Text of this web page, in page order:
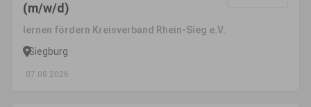
(m/w/d)
lernen fördern Kreisverband Rhein-Sieg e.V.
Siegburg
07.08.2026